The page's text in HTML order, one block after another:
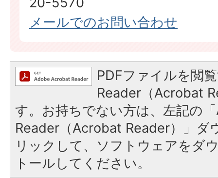
メールでのお問い合わせ
PDFファイルを閲
Reader（Acrobat
す。お持ちでない方は、左記の
Reader（Acrobat Reader）」ダ
リックして、ソフトウェアをダ
トールしてください。